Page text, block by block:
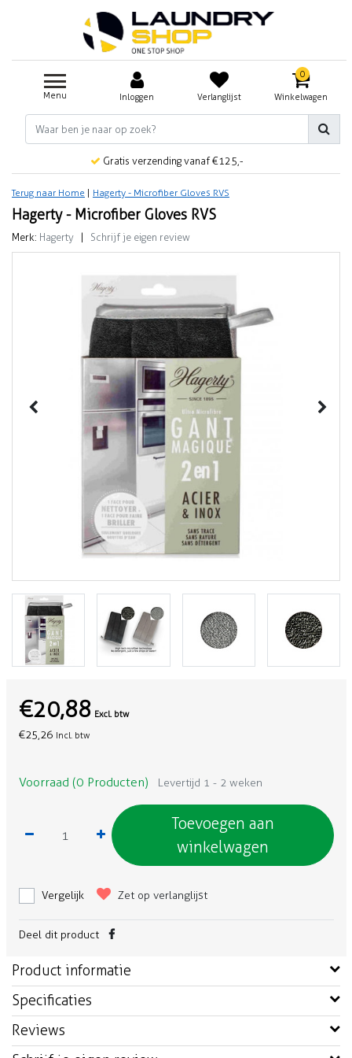
Menu Inloggen Verlanglijst
0
Winkelwagen
Gratis verzending vanaf €125,-
Terug naar Home Hagerty - Microfiber Gloves RVS
Hagerty - Microfiber Gloves RVS
Merk: Hagerty Schrijf je eigen review
€20,88 Excl. btw
€25,26 Incl. btw
Voorraad (0 Producten) Levertijd 1 - 2 weken
Toevoegen aan
winkelwagen
Vergelijk Zet op verlanglijst
Deel dit product
Product informatie
Specificaties
Reviews